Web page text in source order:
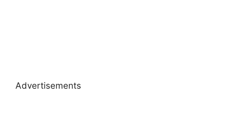
Advertisements